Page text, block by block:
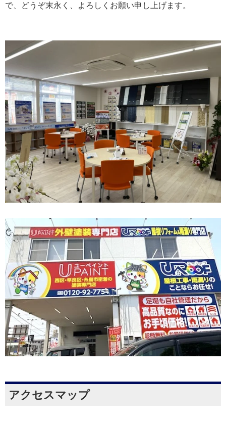
で、どうぞ末永く、よろしくお願い申し上げます。
アクセスマップ